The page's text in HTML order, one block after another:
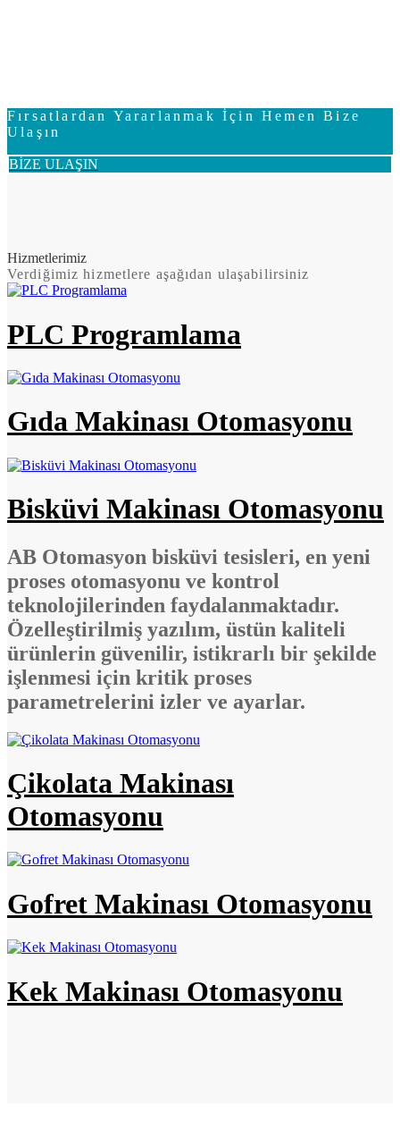
Fırsatlardan Yararlanmak İçin Hemen Bize
Ulaşın
BİZE ULAŞIN
Hizmetlerimiz
Verdiğimiz hizmetlere aşağıdan ulaşabilirsiniz
PLC Programlama
Gıda Makinası Otomasyonu
Bisküvi Makinası Otomasyonu
AB Otomasyon bisküvi tesisleri, en yeni
proses otomasyonu ve kontrol
teknolojilerinden faydalanmaktadır.
Özelleştirilmiş yazılım, üstün kaliteli
ürünlerin güvenilir, istikrarlı bir şekilde
işlenmesi için kritik proses
parametrelerini izler ve ayarlar.
Çikolata Makinası
Otomasyonu
Gofret Makinası Otomasyonu
Kek Makinası Otomasyonu